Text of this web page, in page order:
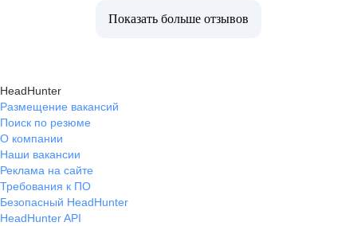
Показать больше отзывов
HeadHunter
Размещение вакансий
Поиск по резюме
О компании
Наши вакансии
Реклама на сайте
Требования к ПО
Безопасный HeadHunter
HeadHunter API